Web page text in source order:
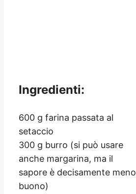
Ingredienti:
600 g farina passata al
setaccio
300 g burro (si può usare
anche margarina, ma il
sapore è decisamente meno
buono)